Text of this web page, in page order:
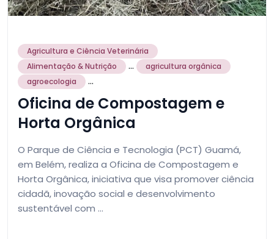
Agricultura e Ciência Veterinária
Alimentação & Nutrição
...
agricultura orgânica
agroecologia
...
Oficina de Compostagem e
Horta Orgânica
O Parque de Ciência e Tecnologia (PCT) Guamá,
em Belém, realiza a Oficina de Compostagem e
Horta Orgânica, iniciativa que visa promover ciência
cidadã, inovação social e desenvolvimento
sustentável com …